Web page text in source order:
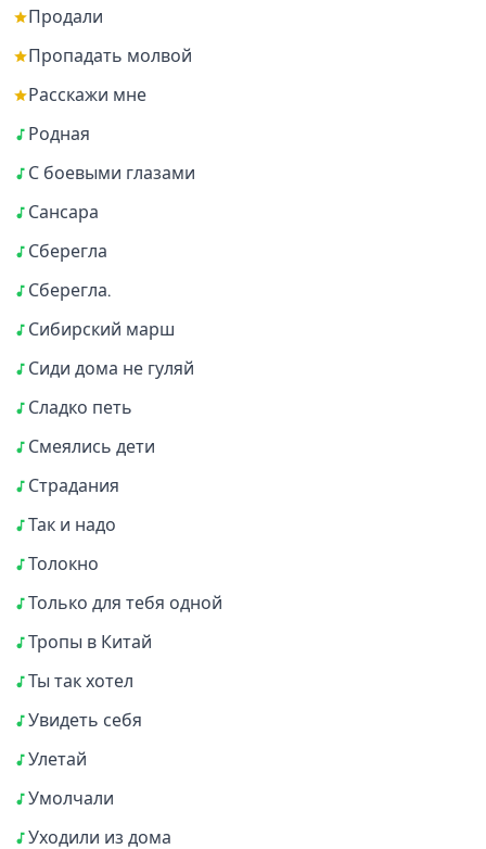
Продали
Пропадать молвой
Расскажи мне
Родная
С боевыми глазами
Сансара
Сберегла
Сберегла.
Сибирский марш
Сиди дома не гуляй
Сладко петь
Смеялись дети
Страдания
Так и надо
Толокно
Только для тебя одной
Тропы в Китай
Ты так хотел
Увидеть себя
Улетай
Умолчали
Уходили из дома